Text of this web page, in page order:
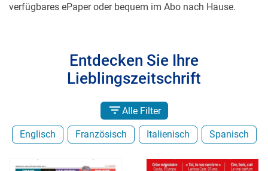
verfügbares ePaper oder bequem im Abo nach Hause.
Entdecken Sie Ihre
Lieblingszeitschrift
Alle Filter
Englisch Französisch Italienisch Spanisch